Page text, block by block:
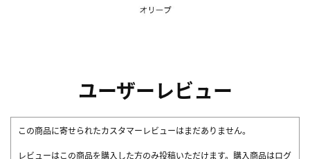
ユーザーレビュー
この商品に寄せられたカスタマーレビューはまだありません。
レビューはこの商品を購入した方のみ投稿いただけます。購入商品はログ